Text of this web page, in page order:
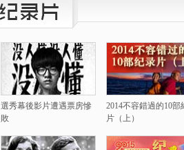
選秀幕後影片遭遇票房慘
敗
2014不容錯過的10部
片（上）